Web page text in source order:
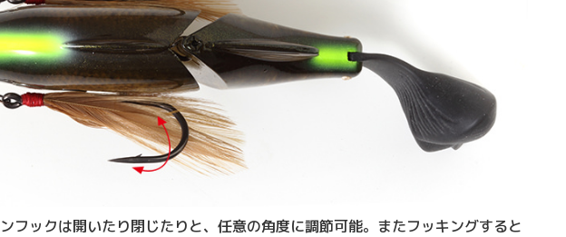
フックは開いたり閉じたりと、任意の角度に調節可能。またフッキングすると